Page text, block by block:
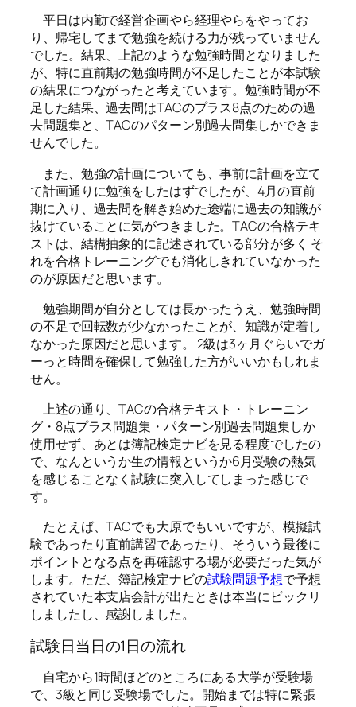
平日は内勤で経営企画やら経理やらをやってお
り、帰宅してまで勉強を続ける力が残っていません
でした。結果、上記のような勉強時間となりました
が、特に直前期の勉強時間が不足したことが本試験
の結果につながったと考えています。勉強時間が不
足した結果、過去問はTACのプラス8点のための過
去問題集と、TACのパターン別過去問集しかできま
せんでした。
また、勉強の計画についても、事前に計画を立て
て計画通りに勉強をしたはずでしたが、4月の直前
期に入り、過去問を解き始めた途端に過去の知識が
抜けていることに気がつきました。TACの合格テキ
ストは、結構抽象的に記述されている部分が多く そ
れを合格トレーニングでも消化しきれていなかった
のが原因だと思います。
勉強期間が自分としては長かったうえ、勉強時間
の不足で回転数が少なかったことが、知識が定着し
なかった原因だと思います。 2級は3ヶ月ぐらいでガ
ーっと時間を確保して勉強した方がいいかもしれま
せん。
上述の通り、TACの合格テキスト・トレーニン
グ・8点プラス問題集・パターン別過去問題集しか
使用せず、あとは簿記検定ナビを見る程度でしたの
で、なんというか生の情報というか6月受験の熱気
を感じることなく試験に突入してしまった感じで
す。
たとえば、TACでも大原でもいいですが、模擬試
験であったり直前講習であったり、そういう最後に
ポイントとなる点を再確認する場が必要だった気が
します。ただ、簿記検定ナビの試験問題予想で予想
されていた本支店会計が出たときは本当にビックリ
しましたし、感謝しました。
試験日当日の1日の流れ
自宅から1時間ほどのところにある大学が受験場
で、3級と同じ受験場でした。開始までは特に緊張